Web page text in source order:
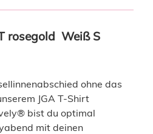
rosegold  Weiß S
ohne das
JGA T-Shirt
bist du optimal
mit deinen